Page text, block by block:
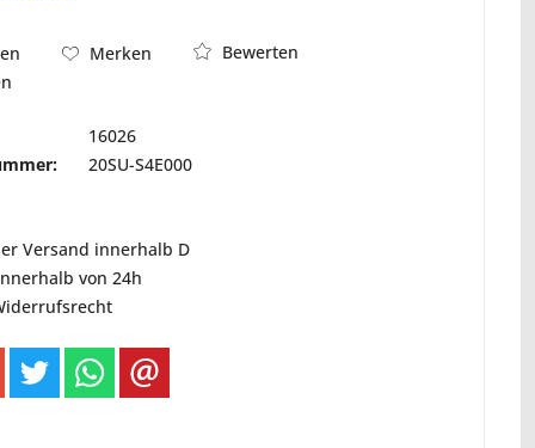
Merken
Bewerten
16026
20SU-S4E000
Versand innerhalb D
von 24h